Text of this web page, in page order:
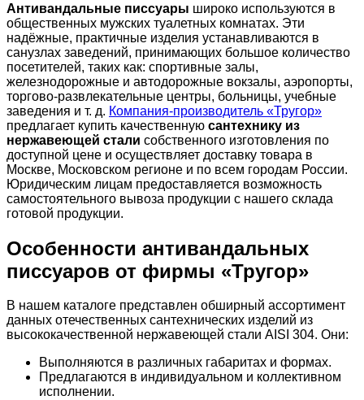
Антивандальные писсуары широко используются в
общественных мужских туалетных комнатах. Эти
надёжные, практичные изделия устанавливаются в
санузлах заведений, принимающих большое количество
посетителей, таких как: спортивные залы,
железнодорожные и автодорожные вокзалы, аэропорты,
торгово-развлекательные центры, больницы, учебные
заведения и т. д. Компания-производитель «Тругор»
предлагает купить качественную сантехнику из
нержавеющей стали собственного изготовления по
доступной цене и осуществляет доставку товара в
Москве, Московском регионе и по всем городам России.
Юридическим лицам предоставляется возможность
самостоятельного вывоза продукции с нашего склада
готовой продукции.
Особенности антивандальных
писсуаров от фирмы «Тругор»
В нашем каталоге представлен обширный ассортимент
данных отечественных сантехнических изделий из
высококачественной нержавеющей стали AISI 304. Они:
Выполняются в различных габаритах и формах.
Предлагаются в индивидуальном и коллективном
исполнении.